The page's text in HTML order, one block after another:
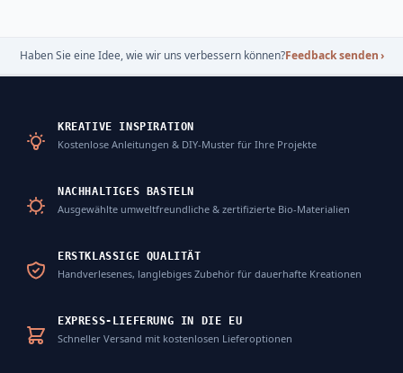
Haben Sie eine Idee, wie wir uns verbessern können?Feedback senden›
KREATIVE INSPIRATION
Kostenlose Anleitungen & DIY-Muster für Ihre Projekte
NACHHALTIGES BASTELN
Ausgewählte umweltfreundliche & zertifizierte Bio-Materialien
ERSTKLASSIGE QUALITÄT
Handverlesenes, langlebiges Zubehör für dauerhafte Kreationen
EXPRESS-LIEFERUNG IN DIE EU
Schneller Versand mit kostenlosen Lieferoptionen